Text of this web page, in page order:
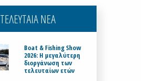
ΤΕΛΕΥΤΑΙΑ ΝΕΑ
Boat & Fishing Show
2026: Η μεγαλύτερη
διοργάνωση των
τελευταίων ετών